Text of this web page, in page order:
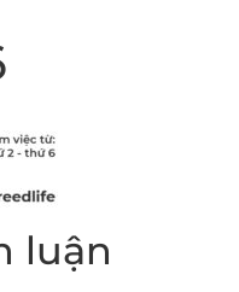
luận